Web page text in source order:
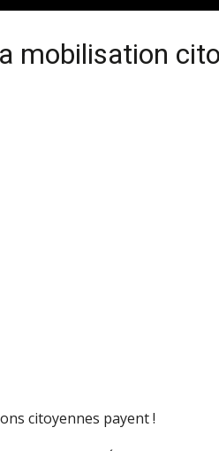
mobilisation
citoyennes payent !